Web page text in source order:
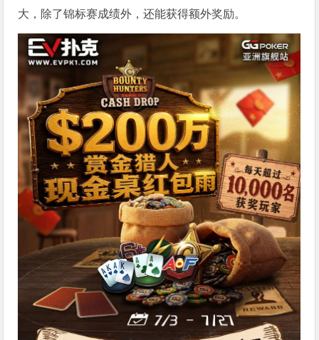
大，除了锦标赛成绩外，还能获得额外奖励。